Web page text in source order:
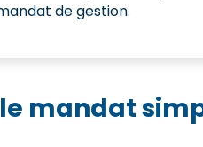
de gestion.
mandat